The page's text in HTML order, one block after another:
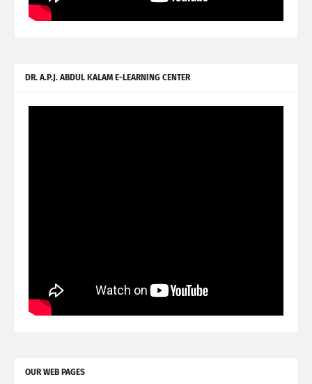
DR. A.P.J. ABDUL KALAM E-LEARNING CENTER
OUR WEB PAGES